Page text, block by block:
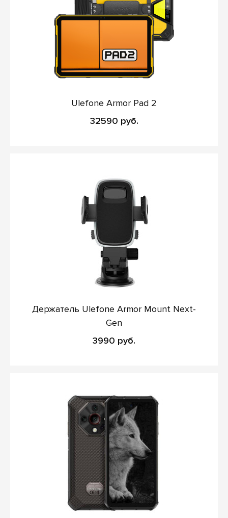
Ulefone Armor Pad 2
32590 руб.
Держатель Ulefone Armor Mount Next-
Gen
3990 руб.